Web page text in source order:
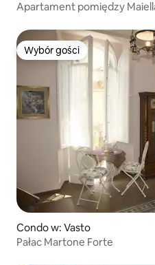
Apartament pomiędzy
Wybór gości
Wybór gości
Condo w: Vasto
Pałac Martone Forte